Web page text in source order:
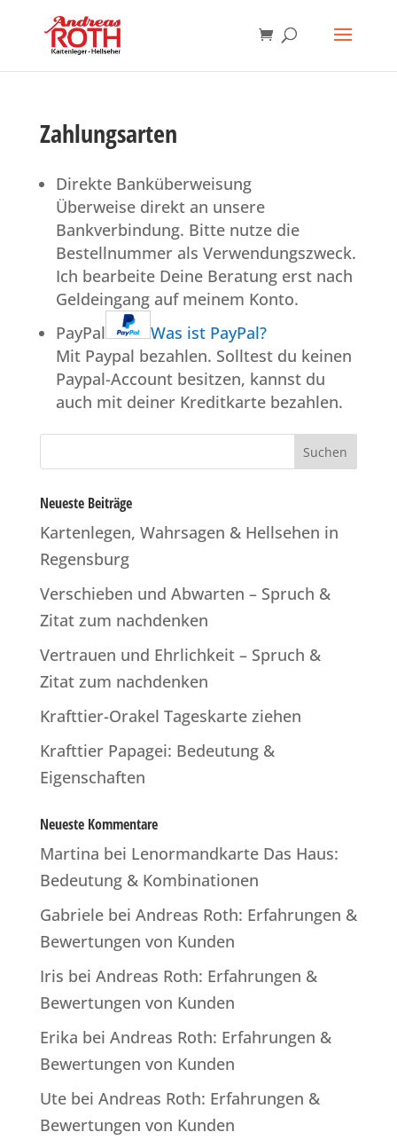
Zahlungsarten
Direkte Banküberweisung
Überweise direkt an unsere
Bankverbindung. Bitte nutze die
Bestellnummer als Verwendungszweck.
Ich bearbeite Deine Beratung erst nach
Geldeingang auf meinem Konto.
PayPal
Was ist PayPal?
Mit Paypal bezahlen. Solltest du keinen
Paypal-Account besitzen, kannst du
auch mit deiner Kreditkarte bezahlen.
Neueste Beiträge
Kartenlegen, Wahrsagen & Hellsehen in
Regensburg
Verschieben und Abwarten – Spruch &
Zitat zum nachdenken
Vertrauen und Ehrlichkeit – Spruch &
Zitat zum nachdenken
Krafttier-Orakel Tageskarte ziehen
Krafttier Papagei: Bedeutung &
Eigenschaften
Neueste Kommentare
Martina bei Lenormandkarte Das Haus:
Bedeutung & Kombinationen
Gabrielebei Andreas Roth: Erfahrungen &
Bewertungen von Kunden
Iris bei Andreas Roth: Erfahrungen &
Bewertungen von Kunden
Erika bei Andreas Roth: Erfahrungen &
Bewertungen von Kunden
Utebei Andreas Roth: Erfahrungen &
Bewertungen von Kunden